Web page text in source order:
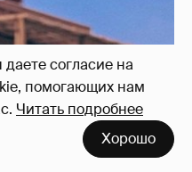
согласие на
помогающих нам
Читать подробнее
Хорошо